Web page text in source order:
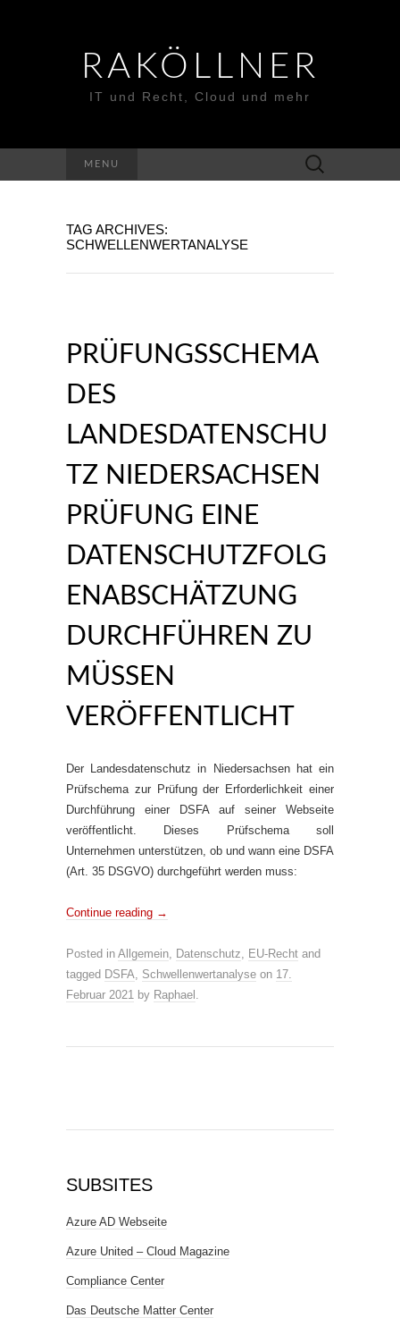
RAKÖLLNER
IT und Recht, Cloud und mehr
MENU
Suchen
nach:
TAG ARCHIVES:
SCHWELLENWERTANALYSE
PRÜFUNGSSCHEMA
DES
LANDESDATENSCHU
TZ NIEDERSACHSEN
PRÜFUNG EINE
DATENSCHUTZFOLG
ENABSCHÄTZUNG
DURCHFÜHREN ZU
MÜSSEN
VERÖFFENTLICHT
Der Landesdatenschutz in Niedersachsen hat ein
Prüfschema zur Prüfung der Erforderlichkeit einer
Durchführung einer DSFA auf seiner Webseite
veröffentlicht. Dieses Prüfschema soll
Unternehmen unterstützen, ob und wann eine DSFA
(Art. 35 DSGVO) durchgeführt werden muss:
Continue reading →
Posted in Allgemein, Datenschutz, EU-Recht and
tagged DSFA, Schwellenwertanalyse on 17.
Februar 2021 by Raphael .
SUBSITES
Azure AD Webseite
Azure United – Cloud Magazine
Compliance Center
Das Deutsche Matter Center